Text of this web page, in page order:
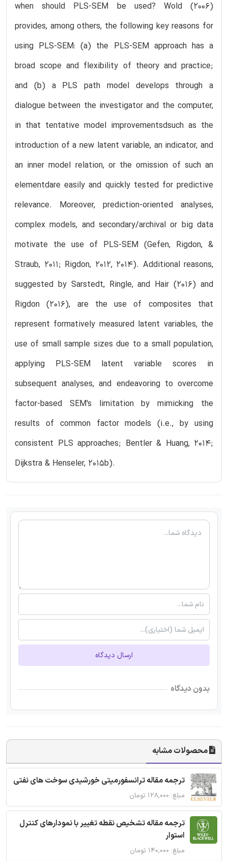
when should PLS-SEM be used? Wold (2006)
provides, among others, the following key reasons for
using PLS-SEM: (a) the PLS-SEM approach has a
broad scope and flexibility of theory and practice;
and (b) a PLS path model develops through a
dialogue between the investigator and the computer,
in that tentative model improvementsdsuch as the
introduction of a new latent variable, an indicator, and
an inner model relation, or the omission of such an
elementdare easily and quickly tested for predictive
relevance. Moreover, prediction-oriented analyses,
complex models, and secondary/archival or big data
motivate the use of PLS-SEM (Gefen, Rigdon, &
Straub, 2011; Rigdon, 2012, 2014). Additional reasons,
suggested by Sarstedt, Ringle, and Hair (2016) and
Rigdon (2016), are the use of composites that
represent formatively measured latent variables, the
use of small sample sizes due to a small population,
applying PLS-SEM latent variable scores in
subsequent analyses, and endeavoring to overcome
factor-based SEM's limitation by mimicking the
results of common factor models (i.e., by using
consistent PLS approaches; Bentler & Huang, 2014;
Dijkstra & Henseler, 2015b).
ارسال دیدگاه
بدون دیدگاه
محصولات مشابه
ترجمه مقاله ترانسفورمیتی خورشیدی سوخت های نفتی
مبلغ: ۱۲۸,۰۰۰ تومان
ترجمه مقاله تشخیص نقطه تغییر با نمودارهای کنترل
استوار
مبلغ: ۱۴۰,۰۰۰ تومان